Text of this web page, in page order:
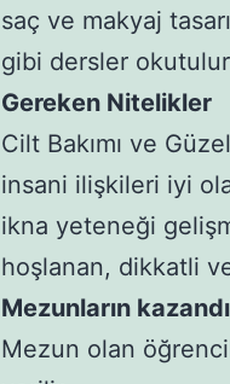
saç ve makyaj
gibi dersler okutulur
Gereken Nitelikler
Cilt Bakımı ve
insani ilişkileri iyi
ikna yeteneği
hoşlanan, dikkatli
Mezunların
Mezun olan